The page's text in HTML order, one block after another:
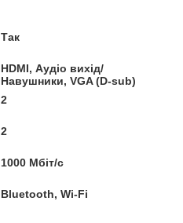
Так
HDMI, Аудіо вихід/
Навушники, VGA (D-sub)
2
2
1000 Мбіт/с
Bluetooth, Wi-Fi